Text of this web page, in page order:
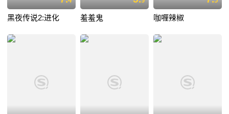
黑夜传说2:进化 羞羞鬼 咖喱辣椒